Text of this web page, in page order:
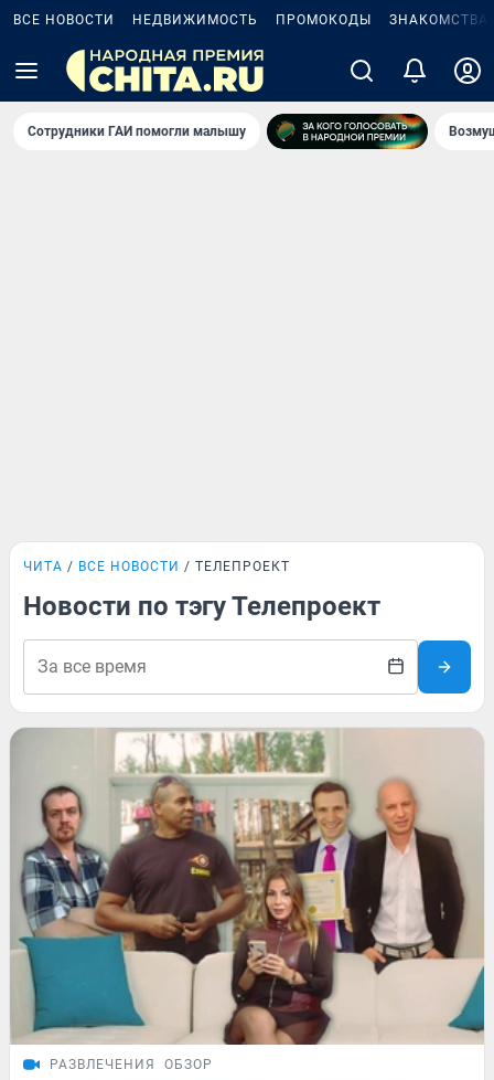
ВСЕ НОВОСТИ НЕДВИЖИМОСТЬ ПРОМОКОДЫ ЗНАКОМСТВА
Сотрудники ГАИ помогли малышу
ЧИТА ВСЕ НОВОСТИ ТЕЛЕПРОЕКТ
Новости по тэгу Телепроект
РАЗВЛЕЧЕНИЯ ОБЗОР